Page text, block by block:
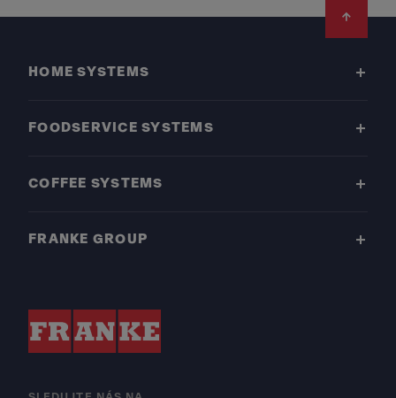
HOME SYSTEMS
FOODSERVICE SYSTEMS
COFFEE SYSTEMS
FRANKE GROUP